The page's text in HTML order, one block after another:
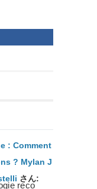
: Comment
? Mylan J
さん:
reco